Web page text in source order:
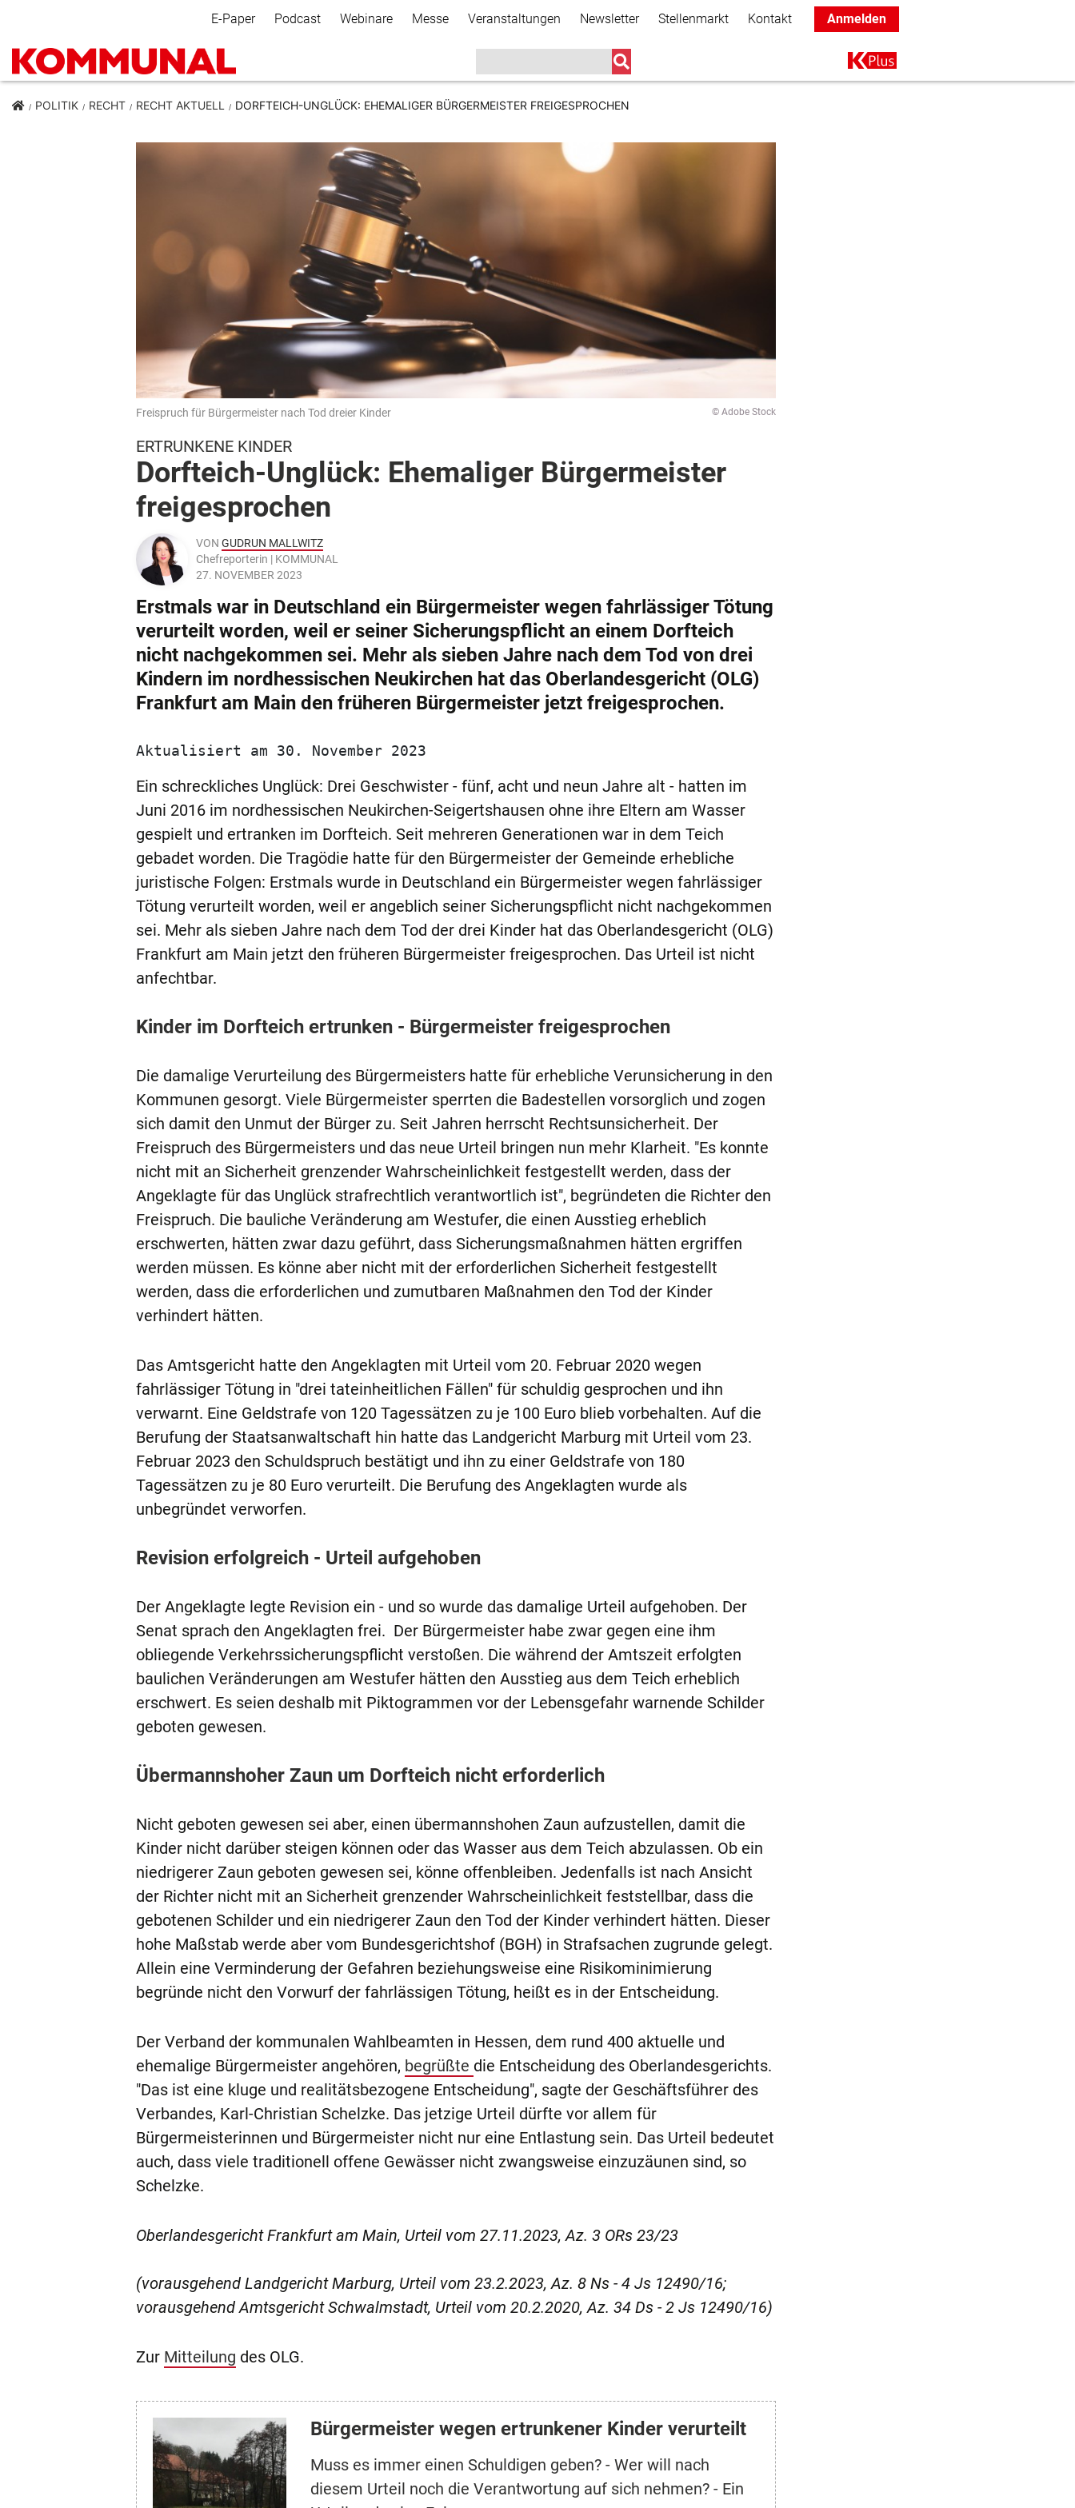
zum
Inhalt
Secondary Navigation
E-Paper Podcast Webinare Messe Veranstaltungen Newsletter Stellenmarkt Kontakt Anmelden
Main navigation
K+
POLITIK RECHT RECHT AKTUELL DORFTEICH-UNGLÜCK: EHEMALIGER BÜRGERMEISTER FREIGESPROCHEN
Freispruch für Bürgermeister nach Tod dreier Kinder © Adobe Stock
ERTRUNKENE KINDER
Dorfteich-Unglück: Ehemaliger Bürgermeister
freigesprochen
VON GUDRUN MALLWITZ
Chefreporterin | KOMMUNAL
27. NOVEMBER 2023
Erstmals war in Deutschland ein Bürgermeister wegen fahrlässiger Tötung
verurteilt worden, weil er seiner Sicherungspflicht an einem Dorfteich
nicht nachgekommen sei. Mehr als sieben Jahre nach dem Tod von drei
Kindern im nordhessischen Neukirchen hat das Oberlandesgericht (OLG)
Frankfurt am Main den früheren Bürgermeister jetzt freigesprochen.
Aktualisiert am 30. November 2023
Ein schreckliches Unglück: Drei Geschwister - fünf, acht und neun Jahre alt - hatten im
Juni 2016 im nordhessischen Neukirchen-Seigertshausen ohne ihre Eltern am Wasser
gespielt und ertranken im Dorfteich. Seit mehreren Generationen war in dem Teich
gebadet worden. Die Tragödie hatte für den Bürgermeister der Gemeinde erhebliche
juristische Folgen: Erstmals wurde in Deutschland ein Bürgermeister wegen fahrlässiger
Tötung verurteilt worden, weil er angeblich seiner Sicherungspflicht nicht nachgekommen
sei. Mehr als sieben Jahre nach dem Tod der drei Kinder hat das Oberlandesgericht (OLG)
Frankfurt am Main jetzt den früheren Bürgermeister freigesprochen. Das Urteil ist nicht
anfechtbar.
Kinder im Dorfteich ertrunken - Bürgermeister freigesprochen
Die damalige Verurteilung des Bürgermeisters hatte für erhebliche Verunsicherung in den
Kommunen gesorgt. Viele Bürgermeister sperrten die Badestellen vorsorglich und zogen
sich damit den Unmut der Bürger zu. Seit Jahren herrscht Rechtsunsicherheit. Der
Freispruch des Bürgermeisters und das neue Urteil bringen nun mehr Klarheit. "Es konnte
nicht mit an Sicherheit grenzender Wahrscheinlichkeit festgestellt werden, dass der
Angeklagte für das Unglück strafrechtlich verantwortlich ist", begründeten die Richter den
Freispruch. Die bauliche Veränderung am Westufer, die einen Ausstieg erheblich
erschwerten, hätten zwar dazu geführt, dass Sicherungsmaßnahmen hätten ergriffen
werden müssen. Es könne aber nicht mit der erforderlichen Sicherheit festgestellt
werden, dass die erforderlichen und zumutbaren Maßnahmen den Tod der Kinder
verhindert hätten.
Das Amtsgericht hatte den Angeklagten mit Urteil vom 20. Februar 2020 wegen
fahrlässiger Tötung in "drei tateinheitlichen Fällen" für schuldig gesprochen und ihn
verwarnt. Eine Geldstrafe von 120 Tagessätzen zu je 100 Euro blieb vorbehalten. Auf die
Berufung der Staatsanwaltschaft hin hatte das Landgericht Marburg mit Urteil vom 23.
Februar 2023 den Schuldspruch bestätigt und ihn zu einer Geldstrafe von 180
Tagessätzen zu je 80 Euro verurteilt. Die Berufung des Angeklagten wurde als
unbegründet verworfen.
Revision erfolgreich - Urteil aufgehoben
Der Angeklagte legte Revision ein - und so wurde das damalige Urteil aufgehoben. Der
Senat sprach den Angeklagten frei. Der Bürgermeister habe zwar gegen eine ihm
obliegende Verkehrssicherungspflicht verstoßen. Die während der Amtszeit erfolgten
baulichen Veränderungen am Westufer hätten den Ausstieg aus dem Teich erheblich
erschwert. Es seien deshalb mit Piktogrammen vor der Lebensgefahr warnende Schilder
geboten gewesen.
Übermannshoher Zaun um Dorfteich nicht erforderlich
Nicht geboten gewesen sei aber, einen übermannshohen Zaun aufzustellen, damit die
Kinder nicht darüber steigen können oder das Wasser aus dem Teich abzulassen. Ob ein
niedrigerer Zaun geboten gewesen sei, könne offenbleiben. Jedenfalls ist nach Ansicht
der Richter nicht mit an Sicherheit grenzender Wahrscheinlichkeit feststellbar, dass die
gebotenen Schilder und ein niedrigerer Zaun den Tod der Kinder verhindert hätten. Dieser
hohe Maßstab werde aber vom Bundesgerichtshof (BGH) in Strafsachen zugrunde gelegt.
Allein eine Verminderung der Gefahren beziehungsweise eine Risikominimierung
begründe nicht den Vorwurf der fahrlässigen Tötung, heißt es in der Entscheidung.
Der Verband der kommunalen Wahlbeamten in Hessen, dem rund 400 aktuelle und
ehemalige Bürgermeister angehören, begrüßte die Entscheidung des Oberlandesgerichts.
"Das ist eine kluge und realitätsbezogene Entscheidung", sagte der Geschäftsführer des
Verbandes, Karl-Christian Schelzke. Das jetzige Urteil dürfte vor allem für
Bürgermeisterinnen und Bürgermeister nicht nur eine Entlastung sein. Das Urteil bedeutet
auch, dass viele traditionell offene Gewässer nicht zwangsweise einzuzäunen sind, so
Schelzke.
Oberlandesgericht Frankfurt am Main, Urteil vom 27.11.2023, Az. 3 ORs 23/23
(vorausgehend Landgericht Marburg, Urteil vom 23.2.2023, Az. 8 Ns - 4 Js 12490/16;
vorausgehend Amtsgericht Schwalmstadt, Urteil vom 20.2.2020, Az. 34 Ds - 2 Js 12490/16)
Zur Mitteilung des OLG.
Bürgermeister wegen ertrunkener Kinder verurteilt
Muss es immer einen Schuldigen geben? - Wer will nach
diesem Urteil noch die Verantwortung auf sich nehmen? - Ein